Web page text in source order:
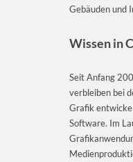
Gebäuden und
Wissen in
Seit Anfang
verbleiben bei
Grafik
Software. Im